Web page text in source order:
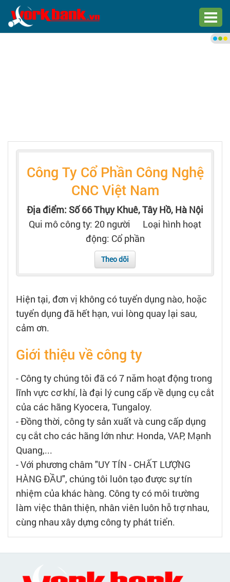
Trang chủ
Việc làm mới nhất
Tìm việc làm
Bạn cần tuyển người
Nhà tuyển dụng
Công Ty Cổ Phần Công Nghệ
CNC Việt Nam
Địa điểm: Số 66 Thụy Khuê, Tây Hồ, Hà Nội
Qui mô công ty: 20 người
Loại hình hoạt
động: Cổ phần
Theo dõi
Hiện tại, đơn vị không có tuyển dụng nào, hoặc
tuyển dụng đã hết hạn, vui lòng quay lại sau,
cảm ơn.
Giới thiệu về công ty
- Công ty chúng tôi đã có 7 năm hoạt động trong
lĩnh vực cơ khí, là đại lý cung cấp về dụng cụ cắt
của các hãng Kyocera, Tungaloy.
- Đồng thời, công ty sản xuất và cung cấp dụng
cụ cắt cho các hãng lớn như: Honda, VAP, Mạnh
Quang,...
- Với phương châm "UY TÍN - CHẤT LƯỢNG
HÀNG ĐẦU", chúng tôi luôn tạo được sự tín
nhiệm của khác hàng. Công ty có môi trường
làm việc thân thiện, nhân viên luôn hỗ trợ nhau,
cùng nhau xây dựng công ty phát triển.